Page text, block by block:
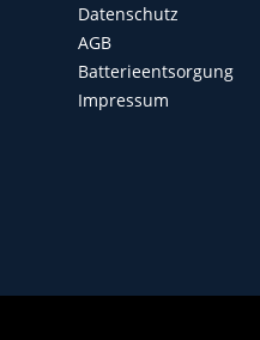
Datenschutz
AGB
Batterieentsorgung
Impressum